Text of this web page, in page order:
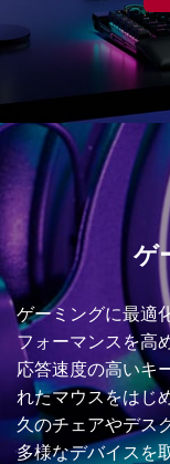
ゲ
ゲーミングに最適
フォーマンスを高
応答速度の高いキ
れたマウスをはじ
久のチェアやデス
多様なデバイスを